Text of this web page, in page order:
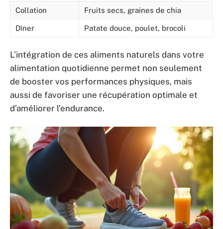
Collation Fruits secs, graines de chia
Dîner Patate douce, poulet, brocoli
L’intégration de ces aliments naturels dans votre
alimentation quotidienne permet non seulement
de booster vos performances physiques, mais
aussi de favoriser une récupération optimale et
d’améliorer l’endurance.